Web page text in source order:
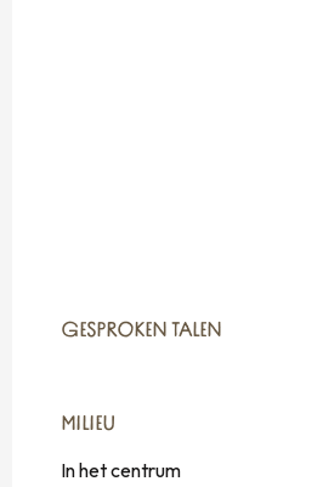
GESPROKEN TALEN
GESPROKEN TALEN
MILIEU
MILIEU
In het centrum